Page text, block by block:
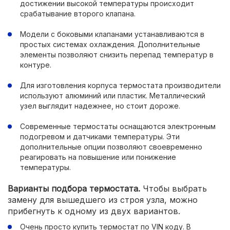
достижении высокой температуры происходит
срабатывание второго клапана.
Модели с боковыми клапанами устанавливаются в
простых системах охлаждения. Дополнительные
элементы позволяют снизить перепад температур в
контуре.
Для изготовления корпуса термостата производители
используют алюминий или пластик. Металлический
узел выглядит надежнее, но стоит дороже.
Современные термостаты оснащаются электронным
подогревом и датчиками температуры. Эти
дополнительные опции позволяют своевременно
реагировать на повышение или понижение
температуры.
Варианты подбора термостата. Чтобы выбрать
замену для вышедшего из строя узла, можно
прибегнуть к одному из двух вариантов.
Очень просто купить термостат по VIN коду. В